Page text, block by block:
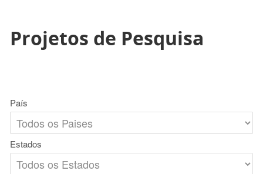
Projetos de Pesquisa
País
Estados